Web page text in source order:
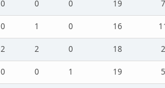
0 0 0 19
0 1 0 16
2 2 0 18
0 0 1 19